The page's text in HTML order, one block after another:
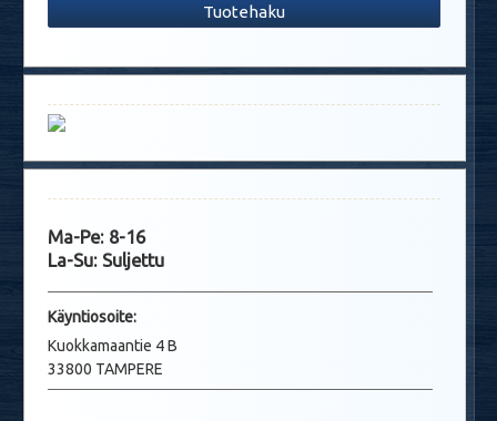
Tuotehaku
Ma-Pe: 8-16
La-Su: Suljettu
Käyntiosoite:
Kuokkamaantie 4 B
33800 TAMPERE